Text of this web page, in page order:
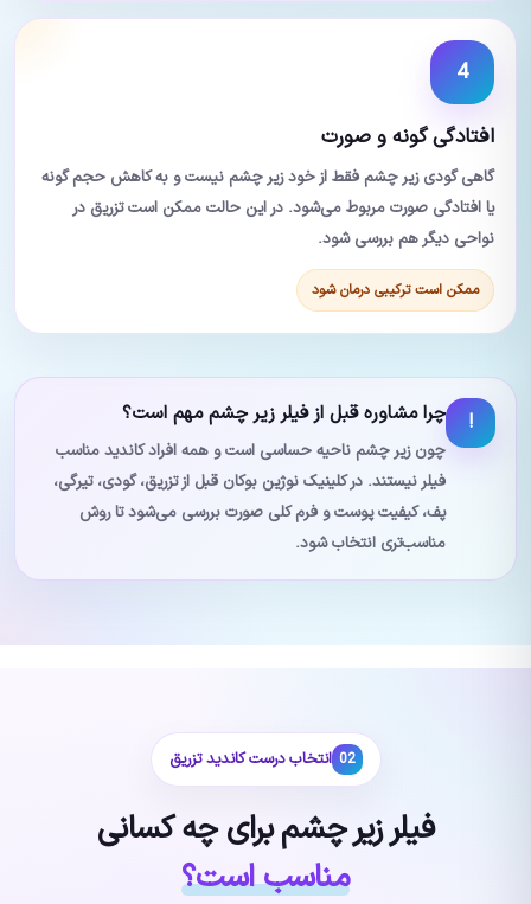
4
افتادگی گونه و صورت
گاهی گودی زیر چشم فقط از خود زیر چشم نیست و به کاهش حجم گونه
یا افتادگی صورت مربوط می‌شود. در این حالت ممکن است تزریق در
نواحی دیگر هم بررسی شود.
ممکن است ترکیبی درمان شود
! چرا مشاوره قبل از فیلر زیر چشم مهم است؟
چون زیر چشم ناحیه حساسی است و همه افراد کاندید مناسب
فیلر نیستند. در کلینیک نوژین بوکان قبل از تزریق، گودی، تیرگی،
پف، کیفیت پوست و فرم کلی صورت بررسی می‌شود تا روش
مناسب‌تری انتخاب شود.
02 انتخاب درست کاندید تزریق
فیلر زیر چشم برای چه کسانی
مناسب است؟